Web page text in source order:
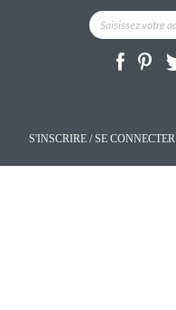
S'INSCRIRE / SE CONNECTER